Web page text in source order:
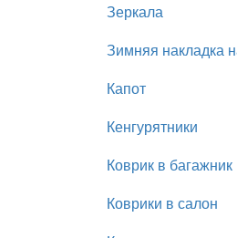
Зеркала
Зимняя накладка
Капот
Кенгурятники
Коврик в багажник
Коврики в салон